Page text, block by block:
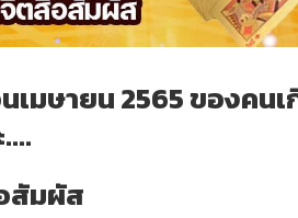
เมษายน 2565 ของคน
สัมผัส